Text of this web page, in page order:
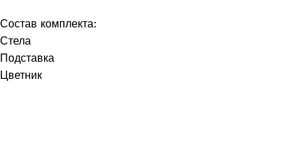
Состав комплекта:
Стела
Подставка
Цветник